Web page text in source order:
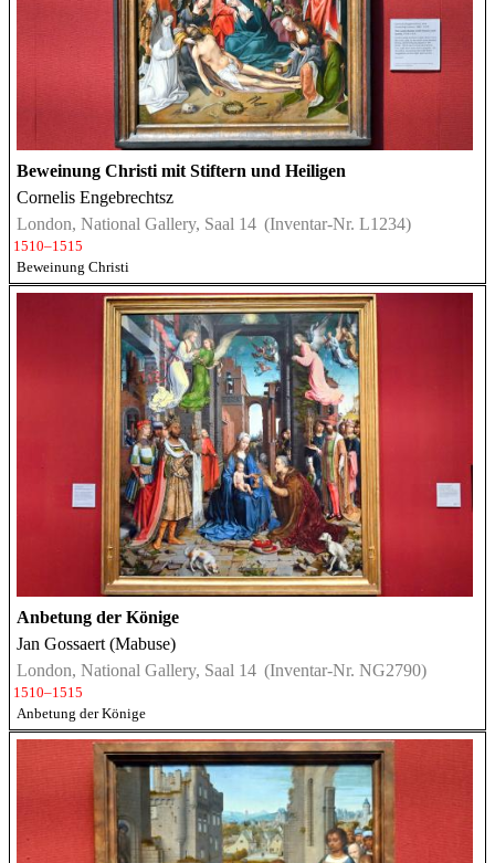
Beweinung Christi mit Stiftern und Heiligen
Cornelis Engebrechtsz
London, National Gallery, Saal 14 (Inventar-Nr. L1234)
1510–1515
Beweinung Christi
Anbetung der Könige
Jan Gossaert (Mabuse)
London, National Gallery, Saal 14 (Inventar-Nr. NG2790)
1510–1515
Anbetung der Könige